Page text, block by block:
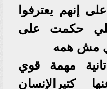
إنهم يعترفوا
حكمت على
مش همه
مهمة قوي
كتيرالإنسان